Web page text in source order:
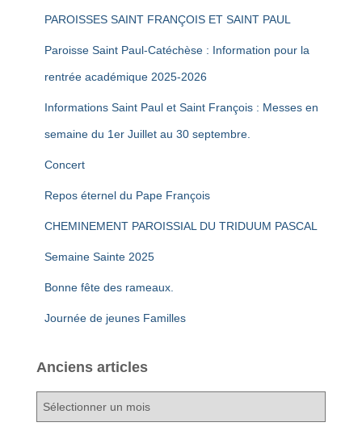
PAROISSES SAINT FRANÇOIS ET SAINT PAUL
Paroisse Saint Paul-Catéchèse : Information pour la
rentrée académique 2025-2026
Informations Saint Paul et Saint François : Messes en
semaine du 1er Juillet au 30 septembre.
Concert
Repos éternel du Pape François
CHEMINEMENT PAROISSIAL DU TRIDUUM PASCAL
Semaine Sainte 2025
Bonne fête des rameaux.
Journée de jeunes Familles
Anciens articles